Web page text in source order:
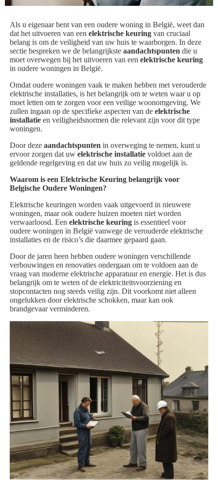
Als u eigenaar bent van een oudere woning in België, weet dan
dat het uitvoeren van een elektrische keuring van cruciaal
belang is om de veiligheid van uw huis te waarborgen. In deze
sectie bespreken we de belangrijkste aandachtspunten die u
moet overwegen bij het uitvoeren van een elektrische keuring
in oudere woningen in België.
Omdat oudere woningen vaak te maken hebben met verouderde
elektrische installaties, is het belangrijk om te weten waar u op
moet letten om te zorgen voor een veilige woonomgeving. We
zullen ingaan op de specifieke aspecten van de elektrische
installatie en veiligheidsnormen die relevant zijn voor dit type
woningen.
Door deze aandachtspunten in overweging te nemen, kunt u
ervoor zorgen dat uw elektrische installatie voldoet aan de
geldende regelgeving en dat uw huis zo veilig mogelijk is.
Waarom is een Elektrische Keuring belangrijk voor
Belgische Oudere Woningen?
Elektrische keuringen worden vaak uitgevoerd in nieuwere
woningen, maar ook oudere huizen moeten niet worden
verwaarloosd. Een elektrische keuring is essentieel voor
oudere woningen in België vanwege de verouderde elektrische
installaties en de risico’s die daarmee gepaard gaan.
Door de jaren heen hebben oudere woningen verschillende
verbouwingen en renovaties ondergaan om te voldoen aan de
vraag van moderne elektrische apparatuur en energie. Het is dus
belangrijk om te weten of de elektriciteitsvoorziening en
stopcontacten nog steeds veilig zijn. Dit voorkomt niet alleen
ongelukken door elektrische schokken, maar kan ook
brandgevaar verminderen.